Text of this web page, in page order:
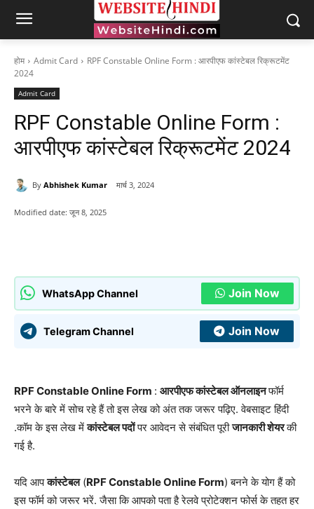
होम Admit Card
RPF Constable Online Form : आरपीएफ कांस्टेबल रिक्रूटमेंट
2024
Admit Card
RPF Constable Online Form :
आरपीएफ कांस्टेबल रिक्रूटमेंट 2024
By Abhishek Kumar मार्च 3, 2024
Modified date: जून 8, 2025
WhatsApp Channel Join Now
Telegram Channel Join Now
RPF Constable Online Form : आरपीएफ कांस्टेबल ऑनलाइनफॉर्म
भरने के बारे में सोच रहे हैं तो इस लेख को अंत तक जरूर पढ़िए. वेबसाइट हिंदी
.कॉम के इस लेख मेंकांस्टेबल पदोंपर आवेदन से संबंधित पूरीजानकारी शेयरकी
गई है.
यदि आपकांस्टेबल(RPF Constable Online Form) बनने के योग हैं को
इस फॉर्म को जरूर भरें. जैसा कि आपको पता है रेलवे प्रोटेक्शन फोर्स के तहत हर